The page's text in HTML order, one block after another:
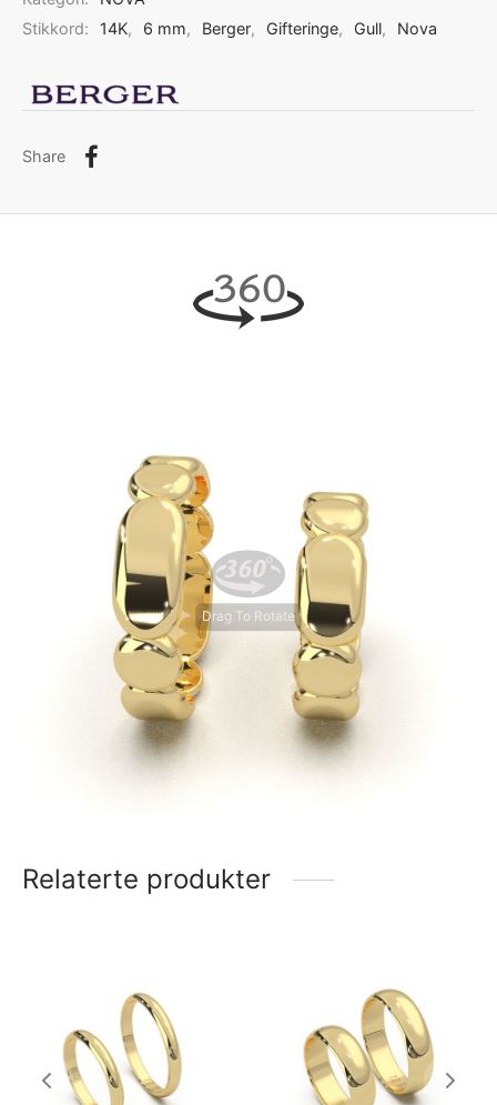
Stikkord:
14K, 6 mm, Berger, Gifteringe, Gull, Nova
Share
Drag To Rotate
Relaterte produkter